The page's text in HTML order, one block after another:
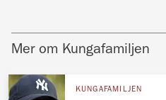
Mer om Kungafamiljen
KUNGAFAMILJEN